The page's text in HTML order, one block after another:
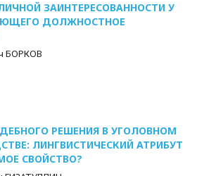
ЗАИНТЕРЕСОВАННОСТИ У
ДОЛЖНОСТНОЕ
БОРКОВ
РЕШЕНИЯ В УГОЛОВНОМ
ЛИНГВИСТИЧЕСКИЙ АТРИБУТ
СВОЙСТВО?